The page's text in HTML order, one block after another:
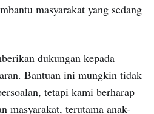
masyarakat yang sedang
dukungan kepada
Bantuan ini mungkin tidak
tetapi kami berharap
masyarakat, terutama anak-